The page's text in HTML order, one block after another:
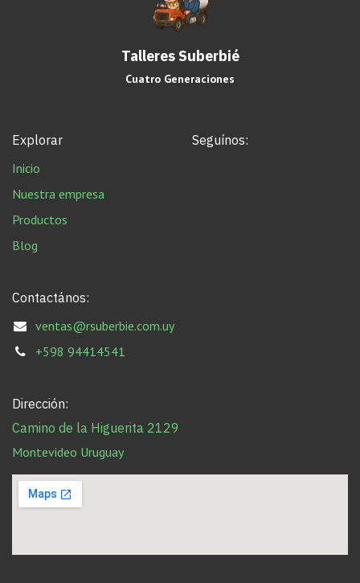
Talleres Suberbié
Cuatro Generaciones
Explorar
Inicio
Nuestra empresa
Productos
Blog
Contactános:
ventas@rsuberbie.com.uy
+598 94414541
Seguínos:
Dirección:
Camino de la Higuerita 2129
Montevideo Uruguay